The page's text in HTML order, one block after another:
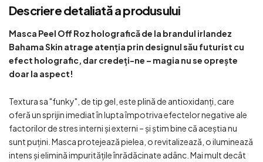
Descriere detaliată a produsului
Masca Peel Off Roz holografică de la brandul irlandez
Bahama Skin atrage atenția prin designul său futurist cu
efect holografic, dar credeți-ne – magia nu se oprește
doar la aspect!
Textura sa "funky", de tip gel, este plină de antioxidanți, care
oferă un sprijin imediat în lupta împotriva efectelor negative ale
factorilor de stres interni și externi – și știm bine că aceștia nu
sunt puțini. Masca protejează pielea, o revitalizează, o iluminează
intens și elimină impuritățile înrădăcinate adânc. Mai mult decât